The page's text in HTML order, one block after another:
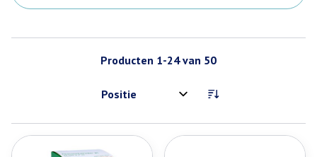
Producten 1-24van 50
Sorteer op: